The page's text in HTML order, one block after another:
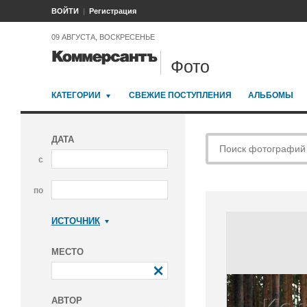
ВОЙТИ Регистрация
09 АВГУСТА, ВОСКРЕСЕНЬЕ
Фото
КАТЕГОРИИ СВЕЖИЕ ПОСТУПЛЕНИЯ АЛЬБОМЫ
ДАТА
с
по
ИСТОЧНИК
МЕСТО
АВТОР